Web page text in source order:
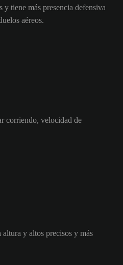
y tiene más presencia defensiva
aéreos.
corriendo, velocidad de
altura y altos precisos y más